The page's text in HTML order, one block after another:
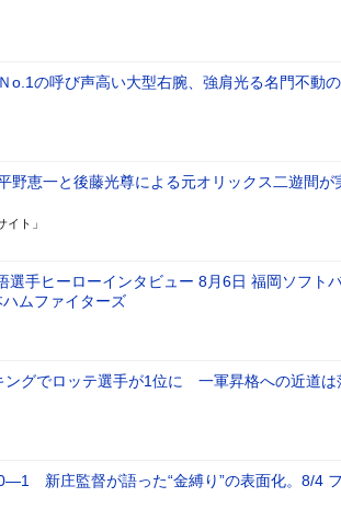
の呼び声高い大型右腕、強肩光る名門不動
野恵一と後藤光尊による元オリックス二遊間が
ト」
選手ヒーローインタビュー 8月6日 福岡ソフト
ムファイターズ
ングでロッテ選手が1位に 一軍昇格への近道は
新庄監督が語った“金縛り”の表面化。8/4